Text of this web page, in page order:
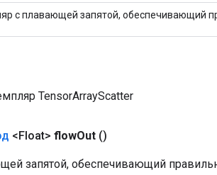
с плавающей запятой, обеспечивающий
TensorArrayScatter
<Float> flowOut ()
запятой, обеспечивающий